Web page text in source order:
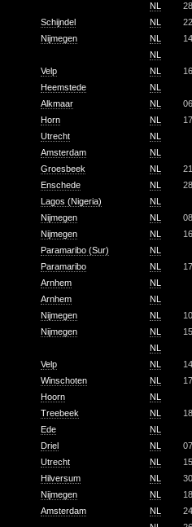
NL
Schijndel NL
Nijmegen NL
NL
Velp NL
Heemstede
NL
Alkmaar NL
Horn NL
Utrecht
NL
Amsterdam
NL
Groesbeek NL
Enschede NL
Lagos (Nigeria)
NL
Nijmegen NL
Nijmegen NL
Paramaribo (Sur)
NL
Paramaribo NL
Arnhem
NL
Arnhem
NL
Nijmegen NL
Nijmegen NL
NL
Velp NL
Winschoten NL
Hoorn
NL
Treebeek NL
Ede
NL
Driel NL
Utrecht NL
Hilversum NL
Nijmegen NL
Amsterdam NL